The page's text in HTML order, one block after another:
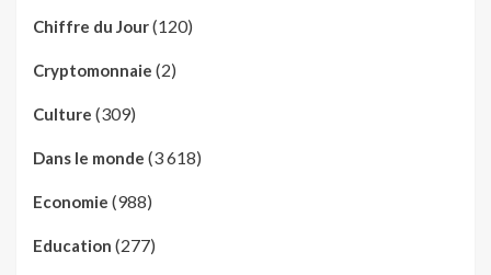
Chiffre du Jour(120)
Cryptomonnaie (2)
Culture (309)
Dans le monde (3 618)
Economie (988)
Education (277)